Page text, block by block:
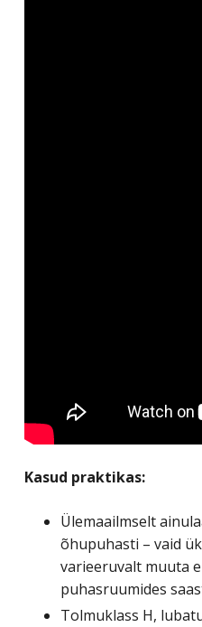
Kasud praktikas:
Ülemaailmselt
õhupuhasti – vaid
varieeruvalt muuta
puhasruumides
Tolmuklass H,